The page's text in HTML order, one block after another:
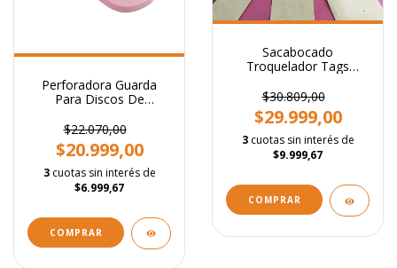
Perforadora Guarda
Para Discos De
$22.070,00
$20.999,00
3 cuotas sin interés de
$6.999,67
Sacabocado
Troquelador Tags
Regulable
$30.809,00
$29.999,00
3 cuotas sin interés de
$9.999,67
COMPRAR